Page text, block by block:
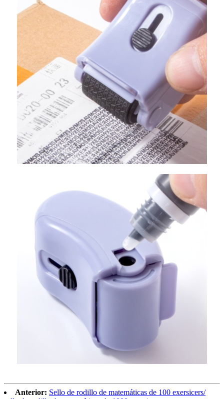
Anterior: Sello de rodillo de matemáticas de 100 exersicers/